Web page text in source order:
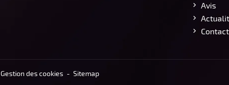
Avis
Contact
Gestion des cookies Sitemap